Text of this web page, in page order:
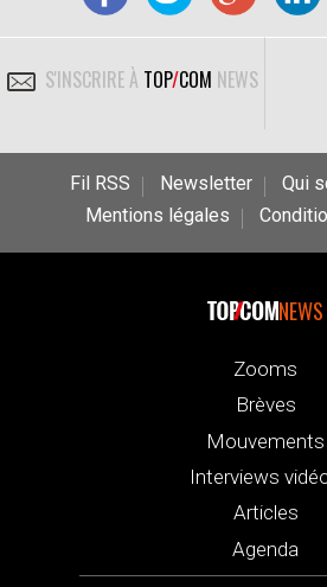
S'INSCRIRE À TOP/COM NEWS
Fil RSS Newsletter
Qui
Mentions légales
NEWS
Zooms
Brèves
Mouvements
Interviews
Articles
Agenda